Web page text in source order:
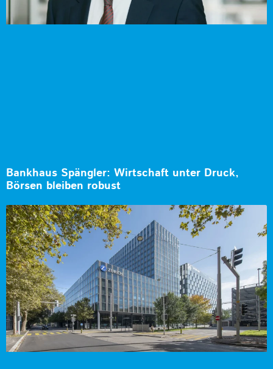
Bankhaus Spängler: Wirtschaft unter Druck,
Börsen bleiben robust